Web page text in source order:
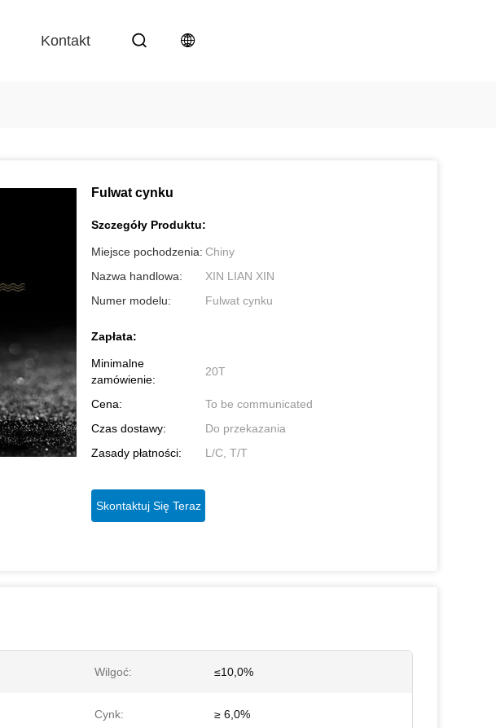
Kontakt
Fulwat cynku
Szczegóły Produktu:
Miejsce pochodzenia: Chiny
Nazwa handlowa:
XIN LIAN XIN
Numer modelu:
Fulwat cynku
Zapłata:
Minimalne
zamówienie:
20T
Cena:
To be communicated
Czas dostawy:
Do przekazania
Zasady płatności:
L/C, T/T
Skontaktuj Się Teraz
Wilgoć: ≤10,0%
Cynk: ≥ 6,0%